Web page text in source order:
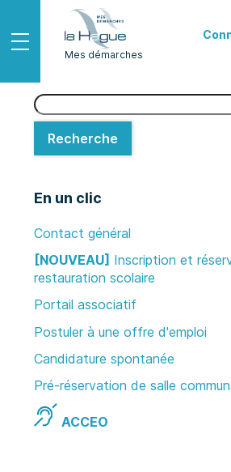
Mes démarches
Ouvrir le menu
Recherche
Recherche
En un clic
Contact général
[NOUVEAU] Inscription et
restauration scolaire
Portail associatif
Postuler à une offre d'emploi
Candidature spontanée
Pré-réservation de salle
ACCEO
*